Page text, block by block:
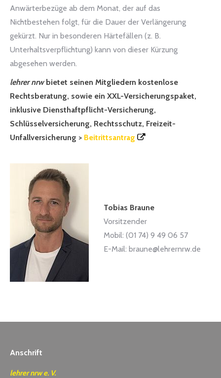
Anwärterbezüge ab dem Monat, der auf das
Nichtbestehen folgt, für die Dauer der Verlängerung
gekürzt. Nur in besonderen Härtefällen (z. B.
Unterhaltsverpflichtung) kann von dieser Kürzung
abgesehen werden.
lehrer nrwbietet seinen Mitgliedern kostenlose
Rechtsberatung, sowie ein XXL-Versicherungspaket,
inklusive Diensthaftpflicht-Versicherung,
Schlüsselversicherung, Rechtsschutz, Freizeit-
Unfallversicherung > Beitrittsantrag
Tobias Braune
Vorsitzender
Mobil: (01 74) 9 49 06 57
E-Mail: braune@lehrernrw.de
Anschrift
lehrer nrw e. V.